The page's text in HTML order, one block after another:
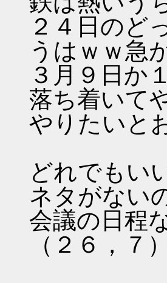
２４日のど
うはｗｗ急
３月９日か
落ち着いて
やりたいと
どれでもい
ネタがない
会議の日程
（２６，７